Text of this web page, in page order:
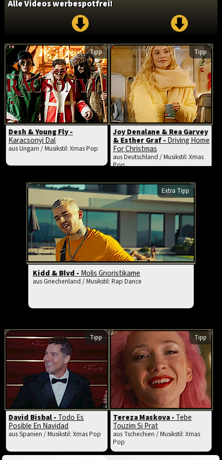
Alle Videos werbespotfrei!
Tipp
Desh & Young Fly -
Karacsonyi Dal
aus Ungarn / Musikstil: Xmas Pop
Tipp
Joy Denalane & Rea Garvey
& Esther Graf - Driving Home
For Christmas
aus Deutschland / Musikstil: Xmas
Pop
Extra Tipp
Kidd & Blvd - Molis Gnoristikame
aus Griechenland / Musikstil: Rap Dance
Tipp
David Bisbal -Todo Es
Posible En Navidad
aus Spanien / Musikstil: Xmas Pop
Tipp
Tereza Maskova -Tebe
Touzim Si Prat
aus Tschechien / Musikstil: Xmas
Pop